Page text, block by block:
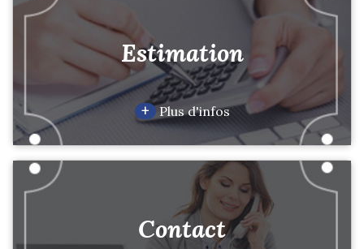
Estimation
+ Plus d'infos
Contact